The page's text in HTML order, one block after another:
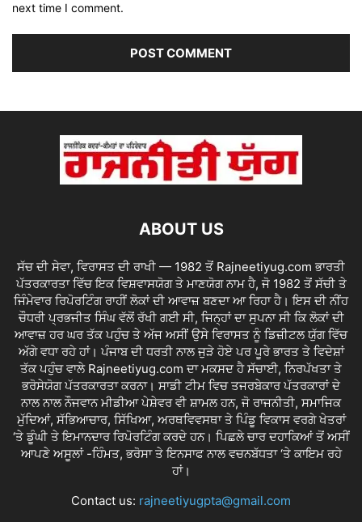
next time I comment.
ABOUT US
ਸੱਚ ਦੀ ਸੇਵਾ, ਵਿਰਾਸਤ ਦੀ ਰਾਖੀ — 1982 ਤੋਂ Rajneetiyug.com ਭਾਰਤੀ
ਪੱਤਰਕਾਰਤਾ ਵਿੱਚ ਇਕ ਵਿਸ਼ਵਾਸਯੋਗ ਤੇ ਮਾਣਯੋਗ ਨਾਮ ਹੈ, ਜੋ 1982 ਤੋਂ ਸੱਚੀ ਤੇ
ਜਿੰਮੇਵਾਰ ਰਿਪੋਰਟਿੰਗ ਰਾਹੀਂ ਲੋਕਾਂ ਦੀ ਆਵਾਜ਼ ਬਣਦਾ ਆ ਰਿਹਾ ਹੈ। ਇਸ ਦੀ ਨੀਂਹ
ਚੌਧਰੀ ਪ੍ਰਭਜੀਤ ਸਿੰਘ ਵੱਲੋਂ ਰੱਖੀ ਗਈ ਸੀ, ਜਿਨ੍ਹਾਂ ਦਾ ਸੁਪਨਾ ਸੀ ਕਿ ਲੋਕਾਂ ਦੀ
ਆਵਾਜ਼ ਹਰ ਘਰ ਤੱਕ ਪਹੁੰਚ ਤੇ ਅੱਜ ਅਸੀਂ ਉਸੇ ਵਿਰਾਸਤ ਨੂੰ ਡਿਜ਼ੀਟਲ ਯੁੱਗ ਵਿੱਚ
ਅੱਗੇ ਵਧਾ ਰਹੇ ਹਾਂ। ਪੰਜਾਬ ਦੀ ਧਰਤੀ ਨਾਲ ਜੁੜੇ ਹੋਏ ਪਰ ਪੂਰੇ ਭਾਰਤ ਤੇ ਵਿਦੇਸ਼ਾਂ
ਤੱਕ ਪਹੁੰਚ ਵਾਲੇ Rajneetiyug.com ਦਾ ਮਕਸਦ ਹੈ ਸੱਚਾਈ, ਨਿਰਪੱਖਤਾ ਤੇ
ਭਰੋਸੇਯੋਗ ਪੱਤਰਕਾਰਤਾ ਕਰਨਾ। ਸਾਡੀ ਟੀਮ ਵਿਚ ਤਜਰਬੇਕਾਰ ਪੱਤਰਕਾਰਾਂ ਦੇ
ਨਾਲ ਨਾਲ ਨੌਜਵਾਨ ਮੀਡੀਆ ਪੇਸ਼ੇਵਰ ਵੀ ਸ਼ਾਮਲ ਹਨ, ਜੋ ਰਾਜਨੀਤੀ, ਸਮਾਜਿਕ
ਮੁੱਦਿਆਂ, ਸੱਭਿਆਚਾਰ, ਸਿੱਖਿਆ, ਅਰਥਵਿਵਸਥਾ ਤੇ ਪਿੰਡੂ ਵਿਕਾਸ ਵਰਗੇ ਖੇਤਰਾਂ
‘ਤੇ ਡੂੰਘੀ ਤੇ ਇਮਾਨਦਾਰ ਰਿਪੋਰਟਿੰਗ ਕਰਦੇ ਹਨ। ਪਿਛਲੇ ਚਾਰ ਦਹਾਕਿਆਂ ਤੋਂ ਅਸੀਂ
ਆਪਣੇ ਅਸੂਲਾਂ -ਹਿੰਮਤ, ਭਰੋਸਾ ਤੇ ਇਨਸਾਫ ਨਾਲ ਵਚਨਬੱਧਤਾ ‘ਤੇ ਕਾਇਮ ਰਹੇ
ਹਾਂ।
Contact us: rajneetiyugpta@gmail.com